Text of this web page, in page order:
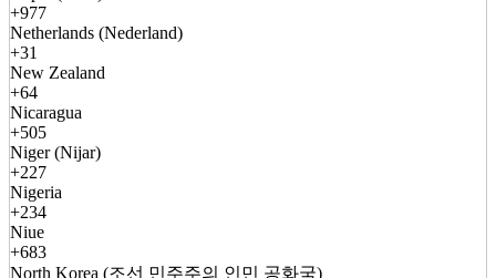
+977
Netherlands (Nederland)
+31
New Zealand
+64
Nicaragua
+505
Niger (Nijar)
+227
Nigeria
+234
Niue
+683
North Korea (조선 민주주의 인민 공화국)